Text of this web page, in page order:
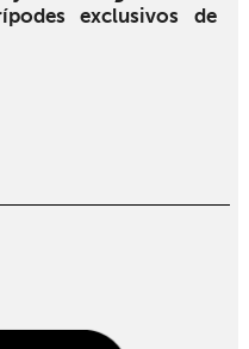
exclusivos de